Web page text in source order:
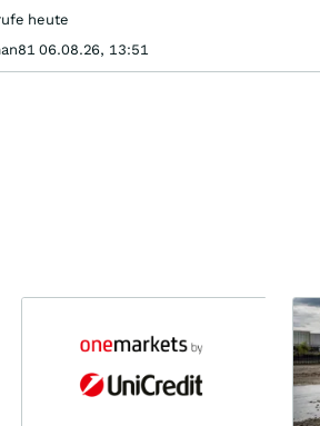
heute
06.08.26, 13:51